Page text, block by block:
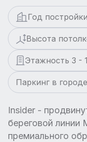
Год
Высота
Этажность 3 -
Паркинг в
Insider -
береговой
премиального